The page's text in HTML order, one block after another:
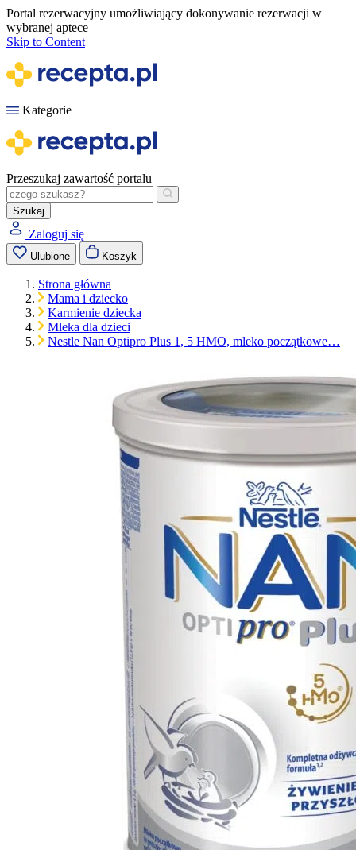
Portal rezerwacyjny umożliwiający dokonywanie rezerwacji w
wybranej aptece
Skip to Content
Kategorie
Przeszukaj zawartość portalu
Szukaj
Zaloguj się
Ulubione Koszyk
Strona główna
Mama i dziecko
Karmienie dziecka
Mleka dla dzieci
Nestle Nan Optipro Plus 1, 5 HMO, mleko początkowe…